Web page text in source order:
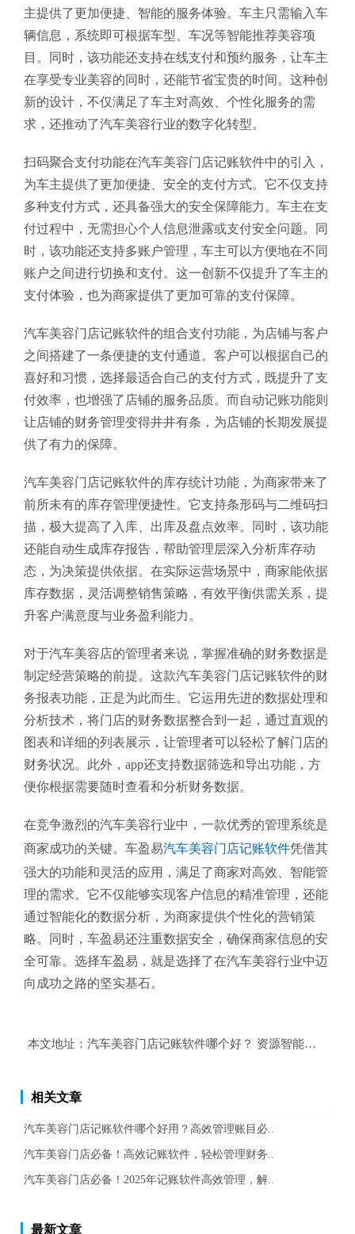
主提供了更加便捷、智能的服务体验。车主只需输入车
辆信息，系统即可根据车型、车况等智能推荐美容项
目。同时，该功能还支持在线支付和预约服务，让车主
在享受专业美容的同时，还能节省宝贵的时间。这种创
新的设计，不仅满足了车主对高效、个性化服务的需
求，还推动了汽车美容行业的数字化转型。
扫码聚合支付功能在汽车美容门店记账软件中的引入，
为车主提供了更加便捷、安全的支付方式。它不仅支持
多种支付方式，还具备强大的安全保障能力。车主在支
付过程中，无需担心个人信息泄露或支付安全问题。同
时，该功能还支持多账户管理，车主可以方便地在不同
账户之间进行切换和支付。这一创新不仅提升了车主的
支付体验，也为商家提供了更加可靠的支付保障。
汽车美容门店记账软件的组合支付功能，为店铺与客户
之间搭建了一条便捷的支付通道。客户可以根据自己的
喜好和习惯，选择最适合自己的支付方式，既提升了支
付效率，也增强了店铺的服务品质。而自动记账功能则
让店铺的财务管理变得井井有条，为店铺的长期发展提
供了有力的保障。
汽车美容门店记账软件的库存统计功能，为商家带来了
前所未有的库存管理便捷性。它支持条形码与二维码扫
描，极大提高了入库、出库及盘点效率。同时，该功能
还能自动生成库存报告，帮助管理层深入分析库存动
态，为决策提供依据。在实际运营场景中，商家能依据
库存数据，灵活调整销售策略，有效平衡供需关系，提
升客户满意度与业务盈利能力。
对于汽车美容店的管理者来说，掌握准确的财务数据是
制定经营策略的前提。这款汽车美容门店记账软件的财
务报表功能，正是为此而生。它运用先进的数据处理和
分析技术，将门店的财务数据整合到一起，通过直观的
图表和详细的列表展示，让管理者可以轻松了解门店的
财务状况。此外，app还支持数据筛选和导出功能，方
便你根据需要随时查看和分析财务数据。
在竞争激烈的汽车美容行业中，一款优秀的管理系统是
商家成功的关键。车盈易汽车美容门店记账软件凭借其
强大的功能和灵活的应用，满足了商家对高效、智能管
理的需求。它不仅能够实现客户信息的精准管理，还能
通过智能化的数据分析，为商家提供个性化的营销策
略。同时，车盈易还注重数据安全，确保商家信息的安
全可靠。选择车盈易，就是选择了在汽车美容行业中迈
向成功之路的坚实基石。
本文地址： 汽车美容门店记账软件哪个好？ 资源智能调度的
相关文章
汽车美容门店记账软件哪个好用？高效管理账目必..
汽车美容门店必备！高效记账软件，轻松管理财务..
汽车美容门店必备！2025年记账软件高效管理，解..
最新文章